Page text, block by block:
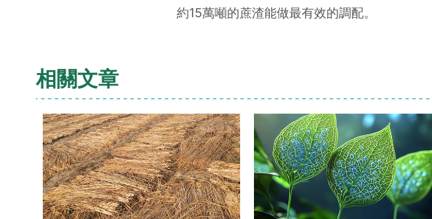
約15萬噸的蔗渣能做最有效的調配。
相關文章